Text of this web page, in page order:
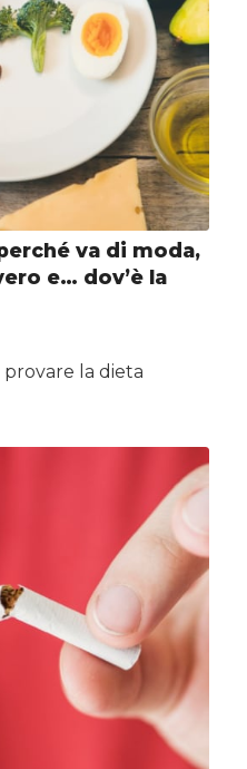
va di moda,
e… dov’è la
la dieta